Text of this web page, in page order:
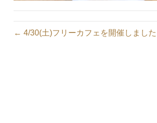
← 4/30(土)フリーカフェを開催しまし